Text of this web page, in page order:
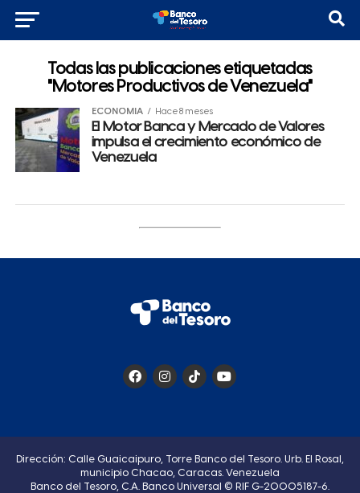
Todas las publicaciones etiquetadas
"Motores Productivos de Venezuela"
ECONOMÍA Hace 8 meses
El Motor Banca y Mercado de Valores
impulsa el crecimiento económico de
Venezuela
Dirección: Calle Guaicaipuro, Torre Banco del Tesoro. Urb. El Rosal,
municipio Chacao, Caracas. Venezuela
Banco del Tesoro, C.A. Banco Universal © RIF G-20005187-6.